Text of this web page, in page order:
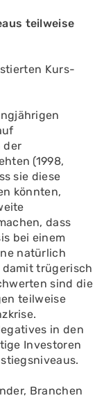
teilweise
Kurs-
der
(1998,
sie diese
könnten,
dass
bei einem
natürlich
trügerisch
sind die
teilweise
in den
Investoren
Branchen